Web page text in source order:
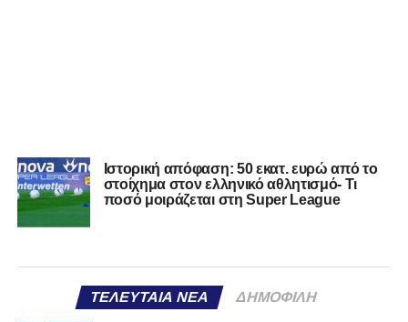
Ιστορική απόφαση: 50 εκατ. ευρώ από το
στοίχημα στον ελληνικό αθλητισμό- Τι
ποσό μοιράζεται στη Super League
ΤΕΛΕΥΤΑΊΑ ΝΈΑ ΔΗΜΟΦΙΛΉ